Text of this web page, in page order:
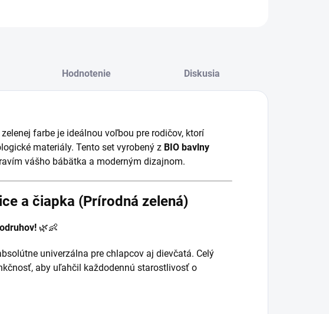
Hodnotenie Diskusia
farbe je ideálnou voľbou pre rodičov, ktorí
materiály. Tento set vyrobený z BIO bavlny
vášho bábätka a moderným dizajnom.
a čiapka (Prírodná zelená)
🌿👶
univerzálna pre chlapcov aj dievčatá. Celý
aby uľahčil každodennú starostlivosť o